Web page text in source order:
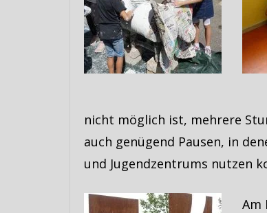
nicht möglich ist, mehrere
auch genügend Pausen, in
und Jugendzentrums nutzen
Am